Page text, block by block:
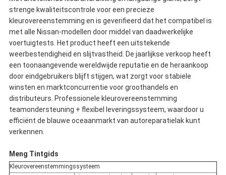
strenge kwaliteitscontrole voor een precieze
kleurovereenstemming en is geverifieerd dat het compatibel is
met alle Nissan-modellen door middel van daadwerkelijke
voertuigtests. Het product heeft een uitstekende
weerbestendigheid en slijtvastheid. De jaarlijkse verkoop heeft
een toonaangevende wereldwijde reputatie en de heraankoop
door eindgebruikers blijft stijgen, wat zorgt voor stabiele
winsten en marktconcurrentie voor groothandels en
distributeurs. Professionele kleurovereenstemming
teamondersteuning + flexibel leveringssysteem, waardoor u
efficiënt de blauwe oceaanmarkt van autoreparatielak kunt
verkennen.
Meng Tintgids
Kleurovereenstemmingssysteem